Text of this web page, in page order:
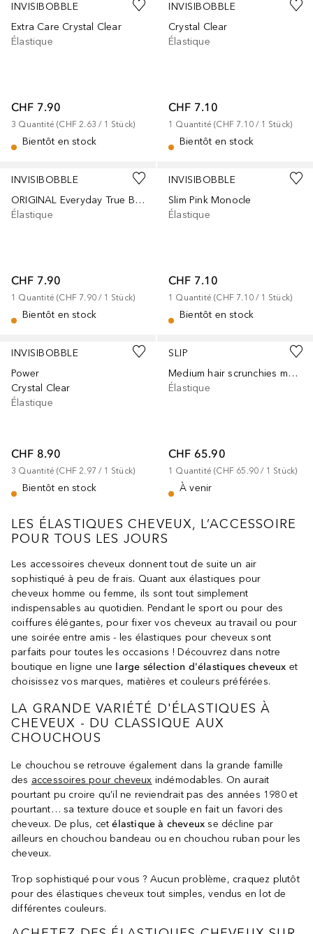
INVISIBOBBLE
Extra Care Crystal Clear
Élastique
CHF 7.90
3 Quantité (CHF 2.63 / 1 Stück)
Bientôt en stock
INVISIBOBBLE
Crystal Clear
Élastique
CHF 7.10
1 Quantité (CHF 7.10 / 1 Stück)
Bientôt en stock
INVISIBOBBLE
ORIGINAL Everyday True Black
Élastique
CHF 7.90
1 Quantité (CHF 7.90 / 1 Stück)
Bientôt en stock
INVISIBOBBLE
Slim Pink Monocle
Élastique
CHF 7.10
1 Quantité (CHF 7.10 / 1 Stück)
Bientôt en stock
INVISIBOBBLE
Power
Crystal Clear
Élastique
CHF 8.90
3 Quantité (CHF 2.97 / 1 Stück)
Bientôt en stock
SLIP
Medium hair scrunchies made of pure silk
Élastique
CHF 65.90
1 Quantité (CHF 65.90 / 1 Stück)
À venir
LES ÉLASTIQUES CHEVEUX, L’ACCESSOIRE
POUR TOUS LES JOURS
Les accessoires cheveux donnent tout de suite un air
sophistiqué à peu de frais. Quant aux élastiques pour
cheveux homme ou femme, ils sont tout simplement
indispensables au quotidien. Pendant le sport ou pour des
coiffures élégantes, pour fixer vos cheveux au travail ou pour
une soirée entre amis - les élastiques pour cheveux sont
parfaits pour toutes les occasions ! Découvrez dans notre
boutique en ligne une large sélection d'élastiques cheveux et
choisissez vos marques, matières et couleurs préférées.
LA GRANDE VARIÉTÉ D'ÉLASTIQUES À
CHEVEUX - DU CLASSIQUE AUX
CHOUCHOUS
Le chouchou se retrouve également dans la grande famille
des accessoires pour cheveux indémodables. On aurait
pourtant pu croire qu’il ne reviendrait pas des années 1980 et
pourtant… sa texture douce et souple en fait un favori des
cheveux. De plus, cetélastique à cheveux se décline par
ailleurs en chouchou bandeau ou en chouchou ruban pour les
cheveux.
Trop sophistiqué pour vous ? Aucun problème, craquez plutôt
pour des élastiques cheveux tout simples, vendus en lot de
différentes couleurs.